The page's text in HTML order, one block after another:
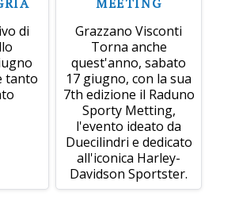
di
tanto
Grazzano Visconti
Torna anche
quest'anno, sabato
17 giugno, con la sua
7th edizione il Raduno
Sporty Metting,
l'evento ideato da
Duecilindri e dedicato
all'iconica Harley-
Davidson Sportster.